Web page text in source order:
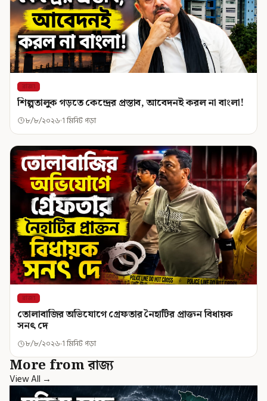
রাজ্য
শিল্পতালুক গড়তে কেন্দ্রের প্রস্তাব, আবেদনই করল না বাংলা!
৮/৮/২০২৬ 1 মিনিট পড়া
রাজ্য
তোলাবাজির অভিযোগে গ্রেফতার নৈহাটির প্রাক্তন বিধায়ক
সনৎ দে
৮/৮/২০২৬ 1 মিনিট পড়া
More from রাজ্য
View All →